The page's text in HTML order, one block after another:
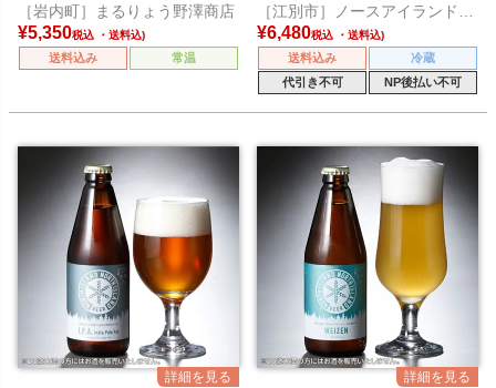
［岩内町］まるりょう野澤商店
¥5,350税込
送料込み 常温
［江別市］ノースアイランドビ
ール
¥6,480税込
送料込み
冷蔵
代引き不可
NP後払い不可